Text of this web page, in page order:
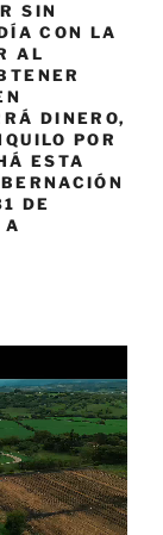
SIN
CON LA
AL
DINERO,
POR
ESTA
DE
A